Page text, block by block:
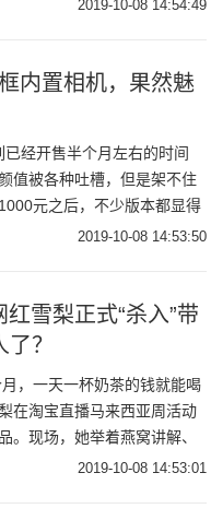
2019-10-08 14:54:49
内置相机，果然魅
已经开售半个月左右的时间
值被各种吐槽，但是架不住
元之后，不少版本都显得
最近苹果也是非常高兴地加
2019-10-08 14:53:50
雪梨正式“杀入”带
？
，一天一杯奶茶的钱就能喝
在淘宝直播马来西亚周活动
。现场，她举着燕窝讲解、
还进行了试吃，最终成交达
2019-10-08 14:53:01